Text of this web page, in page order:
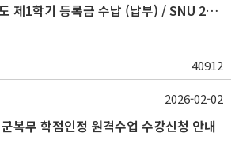
(2/20~) 2026학년도 제1학기 등록금 수납 (납부) / SNU 26-1 Tuition fee payment notice
40912
복무 학점인정 원격수업 수강신청 안내
2026-02-02